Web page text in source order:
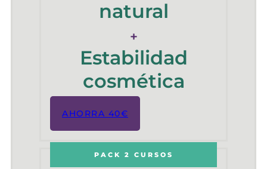
natural
+
Estabilidad
cosmética
AHORRA 40€
PACK 2 CURSOS